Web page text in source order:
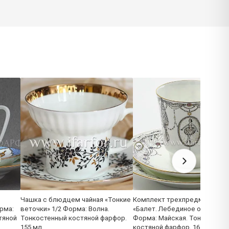
Чашка с блюдцем чайная «Тонкие
веточки» 1/2 Форма: Волна.
Тонкостенный костяной фарфор.
155 мл.
Комплект трехпредметный
«Балет. Лебединое озеро» 1/
Форма: Майская.
костяной фарфор. 165 мл.